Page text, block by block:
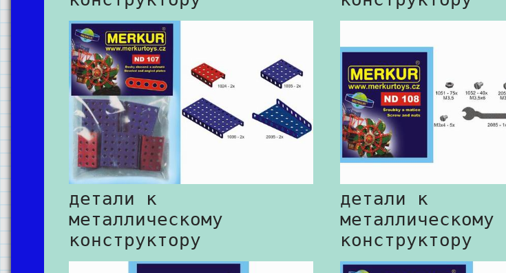
детали к
металлическому
конструктору
детали к
металлическому
конструктору